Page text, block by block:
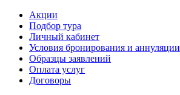
Акции
Подбор тура
Личный кабинет
Условия бронирования и аннуляции
Образцы заявлений
Оплата услуг
Договоры